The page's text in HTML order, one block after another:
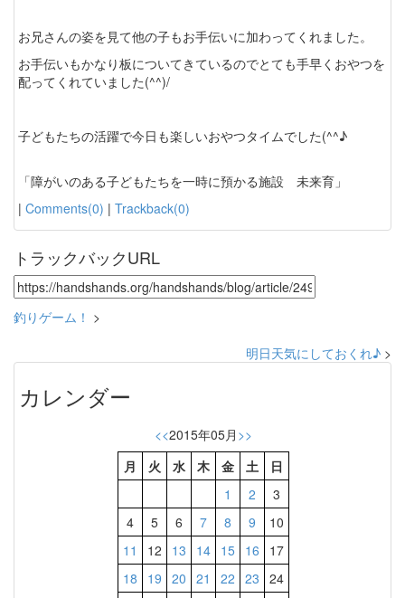
お兄さんの姿を見て他の子もお手伝いに加わってくれました。
お手伝いもかなり板についてきているのでとても手早くおやつを
配ってくれていました(^^)/
子どもたちの活躍で今日も楽しいおやつタイムでした(^^♪
「障がいのある子どもたちを一時に預かる施設 未来育」
| Comments(0) | Trackback(0)
トラックバックURL
釣りゲーム！ >
明日天気にしておくれ♪ >
カレンダー
<<2015年05月 >>
月
火 水 木 金 土
日
1
2
3
4
5 6 7 8 9
10
11
12 13 14 15 16
17
18
19 20 21 22 23 24